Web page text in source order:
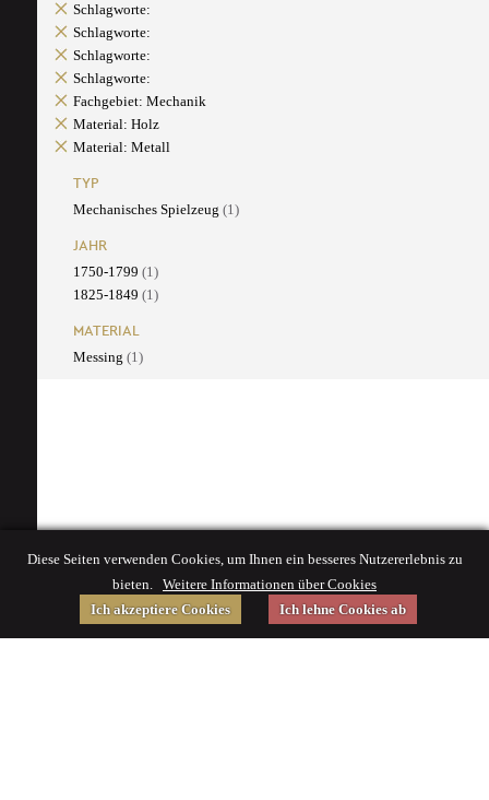
Schlagworte:
Schlagworte:
Schlagworte:
Schlagworte:
Fachgebiet: Mechanik
Material: Holz
Material: Metall
TYP
Mechanisches Spielzeug (1)
JAHR
1750-1799 (1)
1825-1849 (1)
MATERIAL
Messing (1)
Diese Seiten verwenden Cookies, um Ihnen ein besseres Nutzererlebnis zu
bieten. Weitere Informationen über Cookies
Ich akzeptiere Cookies
Ich lehne Cookies ab